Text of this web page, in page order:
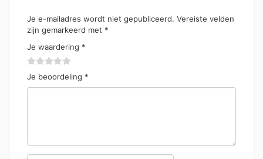
Je e-mailadres wordt niet gepubliceerd. Vereiste velden
zijn gemarkeerd met *
Je waardering *
Je beoordeling *